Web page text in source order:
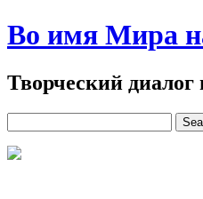
Во имя Мира
Творческий диалог